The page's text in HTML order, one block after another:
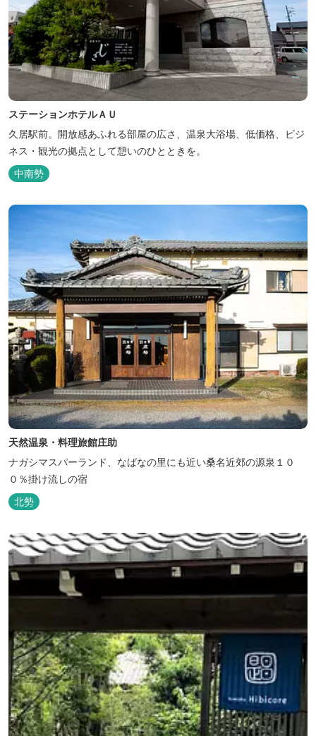
ステーションホテルＡＵ
久居駅前。開放感あふれる部屋の広さ、温泉大浴場、低価格、ビジ
ネス・観光の拠点として憩いのひとときを。
中南勢
天然温泉・料理旅館庄助
ナガシマスパーランド、なばなの里にも近い桑名近郊の源泉１０
０％掛け流しの宿
北勢